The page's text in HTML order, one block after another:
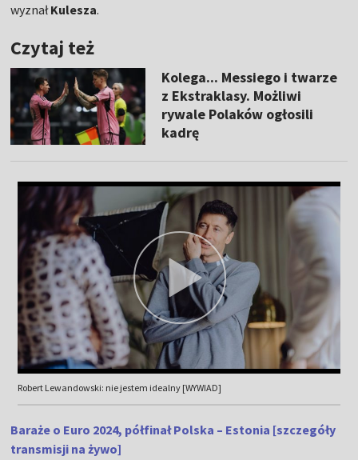
wyznałKulesza.
Czytaj też
Kolega... Messiego i twarze
z Ekstraklasy. Możliwi
rywale Polaków ogłosili
kadrę
Robert Lewandowski: nie jestem idealny [WYWIAD]
Baraże o Euro 2024, półfinał Polska – Estonia [szczegóły
transmisji na żywo]